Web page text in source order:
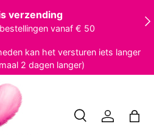
verzending
vanaf € 50
kan het versturen iets langer
2 dagen langer)
ZoekenInloggen
Tas